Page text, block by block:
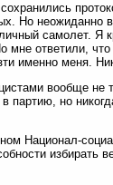
Но неожиданно
самолет.
ответили,
именно меня.
вообще не
партию, но
Национал-
избирать